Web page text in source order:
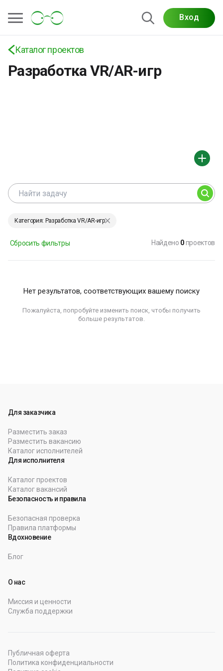
Вход
Каталог проектов
Разработка VR/AR-игр
Категория: Разработка VR/AR-игр
Сбросить фильтры Найдено 0проектов
Нет результатов, соответствующих вашему поиску
Пожалуйста, попробуйте изменить поиск, чтобы получить
больше результатов.
Для заказчика
Разместить заказ
Разместить вакансию
Каталог исполнителей
Для исполнителя
Каталог проектов
Каталог вакансий
Безопасность и правила
Безопасная проверка
Правила платформы
Вдохновение
Блог
О нас
Миссия и ценности
Служба поддержки
Публичная оферта
Политика конфиденциальности